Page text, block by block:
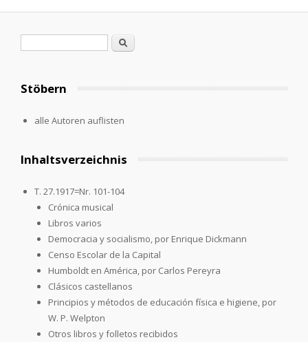
Search
Stöbern
alle Autoren auflisten
Inhaltsverzeichnis
T. 27.1917=Nr. 101-104
Crónica musical
Libros varios
Democracia y socialismo, por Enrique Dickmann
Censo Escolar de la Capital
Humboldt en América, por Carlos Pereyra
Clásicos castellanos
Principios y métodos de educación física e higiene, por
W. P. Welpton
Otros libros y folletos recibidos